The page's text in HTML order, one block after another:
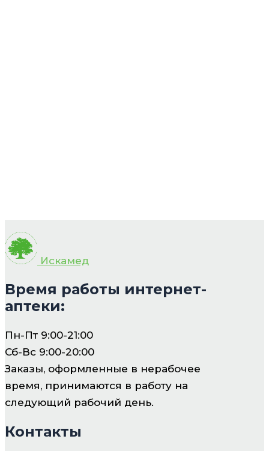
Искамед
Время работы интернет-
аптеки:
Пн-Пт 9:00-21:00
Сб-Вс 9:00-20:00
Заказы, оформленные в нерабочее
время, принимаются в работу на
следующий рабочий день.
Контакты